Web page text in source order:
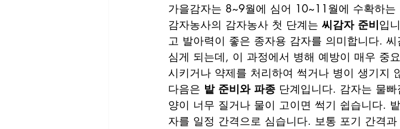
가을감자는 8~9월에 심어 10~11월에 수확하는
감자농사의 감자농사 첫 단계는 씨감자 준비입
고 발아력이 좋은 종자용 감자를 의미합니다.
심게 되는데, 이 과정에서 병해 예방이 매우 중
시키거나 약제를 처리하여 썩거나 병이 생기지
다음은 밭 준비와 파종 단계입니다. 감자는 물
양이 너무 질거나 물이 고이면 썩기 쉽습니다.
자를 일정 간격으로 심습니다. 보통 포기 간격